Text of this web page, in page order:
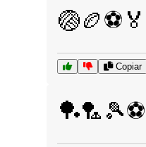
🏐🏉⚽🏅
Copiar
🏓🏸🎾⚽